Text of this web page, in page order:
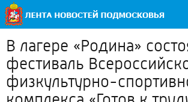
В лагере «Родина»
фестиваль
физкультурно-